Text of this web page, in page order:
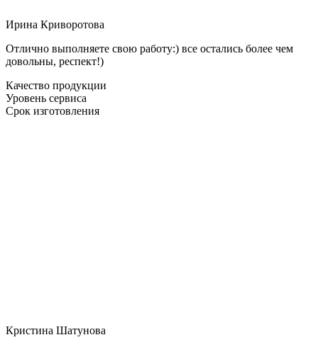
Ирина Криворотова
Отлично выполняете свою работу:) все остались более чем
довольны, респект!)
Качество продукции
Уровень сервиса
Срок изготовления
Кристина Шатунова